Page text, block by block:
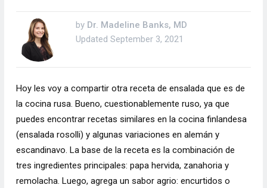
by Dr. Madeline Banks, MD
Updated September 3, 2021
Hoy les voy a compartir otra receta de ensalada que es de
la cocina rusa. Bueno, cuestionablemente ruso, ya que
puedes encontrar recetas similares en la cocina finlandesa
(ensalada rosolli) y algunas variaciones en alemán y
escandinavo. La base de la receta es la combinación de
tres ingredientes principales: papa hervida, zanahoria y
remolacha. Luego, agrega un sabor agrio: encurtidos o